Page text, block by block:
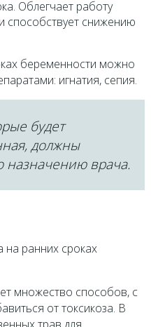
Облегчает работу
способствует снижению
беременности можно
игнатия, сепия.
будет
должны
назначению врача.
множество способов, с
от токсикоза. В
трав для